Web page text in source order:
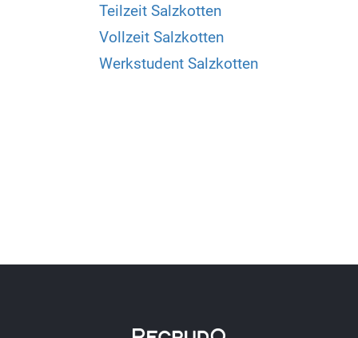
Teilzeit Salzkotten
Vollzeit Salzkotten
Werkstudent Salzkotten